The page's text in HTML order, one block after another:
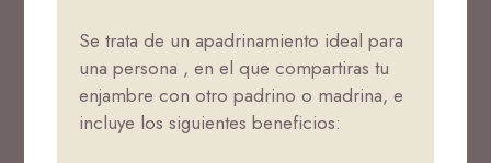
Se trata de un apadrinamiento ideal para
una persona , en el que compartiras tu
enjambre con otro padrino o madrina, e
incluye los siguientes beneficios: